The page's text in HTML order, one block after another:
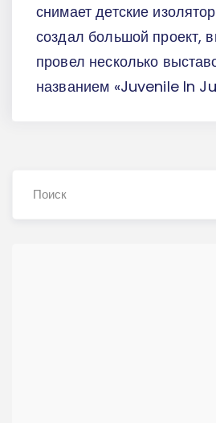
снимает детские
создал большой проект,
провел несколько
названием «Juvenile In